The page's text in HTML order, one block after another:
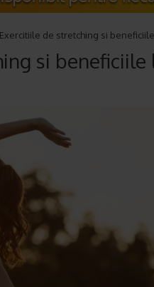
Exercitiile de stretching si
si beneficiile